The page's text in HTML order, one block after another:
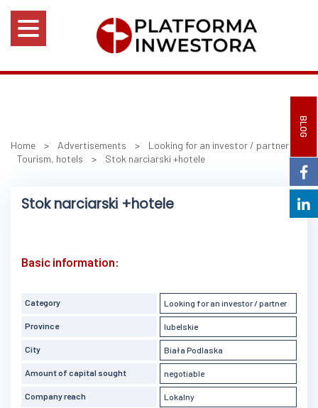
BLOG
Home > Advertisements > Looking for an investor / partner
Tourism, hotels > Stok narciarski +hotele
Stok narciarski +hotele
Basic information:
Category Looking for an investor / partner
Province lubelskie
City Biała Podlaska
Amount of capital sought negotiable
Company reach Lokalny